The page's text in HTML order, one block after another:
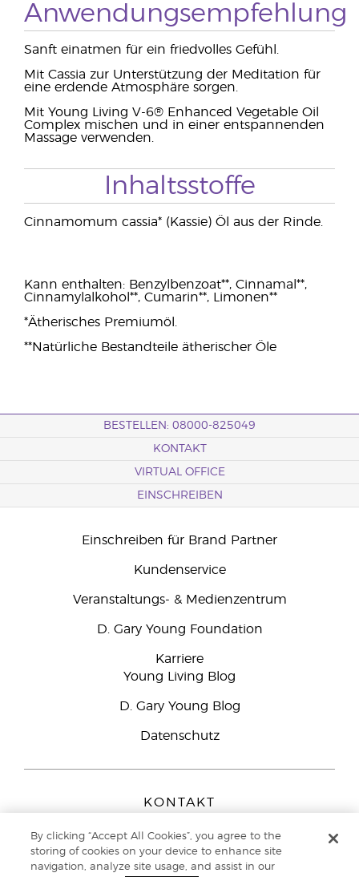
Anwendungsempfehlung
Sanft einatmen für ein friedvolles Gefühl.
Mit Cassia zur Unterstützung der Meditation für
eine erdende Atmosphäre sorgen.
Mit Young Living V-6® Enhanced Vegetable Oil
Complex mischen und in einer entspannenden
Massage verwenden.
Inhaltsstoffe
Cinnamomum cassia* (Kassie) Öl aus der Rinde.
Kann enthalten: Benzylbenzoat**, Cinnamal**,
Cinnamylalkohol**, Cumarin**, Limonen**
*Ätherisches Premiumöl.
**Natürliche Bestandteile ätherischer Öle
BESTELLEN: 08000-825049
KONTAKT
VIRTUAL OFFICE
EINSCHREIBEN
Einschreiben für Brand Partner
Kundenservice
Veranstaltungs- & Medienzentrum
D. Gary Young Foundation
Karriere
Young Living Blog
D. Gary Young Blog
Datenschutz
KONTAKT
Peizerweg 97
9727 AJ Groningen
By clicking “Accept All Cookies”, you agree to the
storing of cookies on your device to enhance site
navigation, analyze site usage, and assist in our